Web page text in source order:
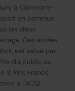
à Clermont-
en commun
les deux
Des étoiles
est salué par
du public au
le Prix France
à l’ACID